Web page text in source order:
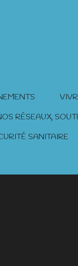
RÉSEAUX,
SANITAIRE